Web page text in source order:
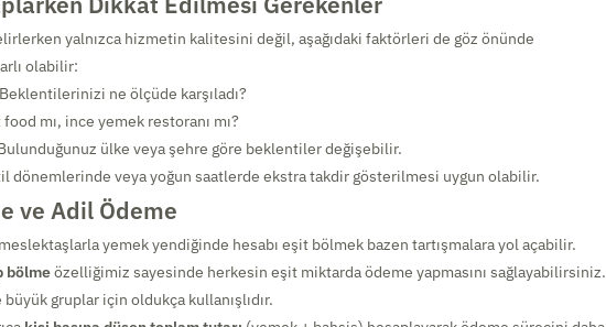
yalnızca hizmetin kalitesini değil, aşağıdaki faktörleri de göz önünde
olabilir:
Beklentilerinizi ne ölçüde karşıladı?
food mı, ince yemek restoranı mı?
ülke veya şehre göre beklentiler değişebilir.
dönemlerinde veya yoğun saatlerde ekstra takdir gösterilmesi uygun olabilir.
ve Adil Ödeme
yemek yendiğinde hesabı eşit bölmek bazen tartışmalara yol açabilir.
bölmeözelliğimiz sayesinde herkesin eşit miktarda ödeme yapmasını sağlayabilirsiniz.
gruplar için oldukça kullanışlıdır.